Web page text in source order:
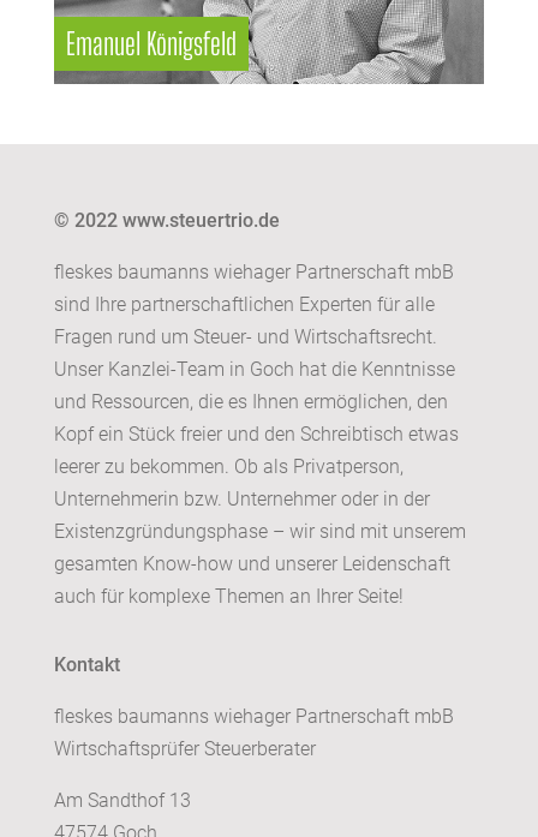
Emanuel Königsfeld
© 2022 www.steuertrio.de
fleskes baumanns wiehager Partnerschaft mbB
sind Ihre partnerschaftlichen Experten für alle
Fragen rund um Steuer- und Wirtschaftsrecht.
Unser Kanzlei-Team in Goch hat die Kenntnisse
und Ressourcen, die es Ihnen ermöglichen, den
Kopf ein Stück freier und den Schreibtisch etwas
leerer zu bekommen. Ob als Privatperson,
Unternehmerin bzw. Unternehmer oder in der
Existenzgründungsphase – wir sind mit unserem
gesamten Know-how und unserer Leidenschaft
auch für komplexe Themen an Ihrer Seite!
Kontakt
fleskes baumanns wiehager Partnerschaft mbB
Wirtschaftsprüfer Steuerberater
Am Sandthof 13